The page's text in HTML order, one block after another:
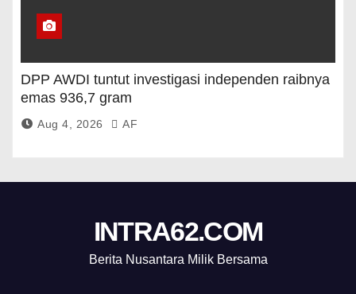
DPP AWDI tuntut investigasi independen raibnya
emas 936,7 gram
Aug 4, 2026 AF
INTRA62.COM
Berita Nusantara Milik Bersama